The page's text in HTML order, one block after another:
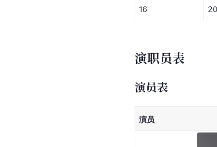
16
演职员表
演员表
演员